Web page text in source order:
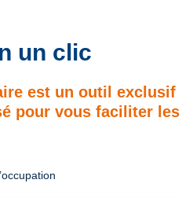
un clic
est un outil exclusif
pour vous faciliter les